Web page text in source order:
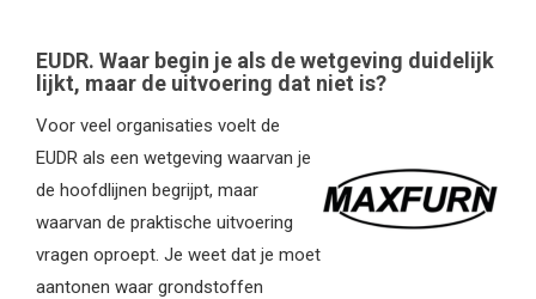
EUDR. Waar begin je als de wetgeving duidelijk
lijkt, maar de uitvoering dat niet is?
Voor veel organisaties voelt de
EUDR als een wetgeving waarvan je
de hoofdlijnen begrijpt, maar
waarvan de praktische uitvoering
vragen oproept. Je weet dat je moet
aantonen waar grondstoffen